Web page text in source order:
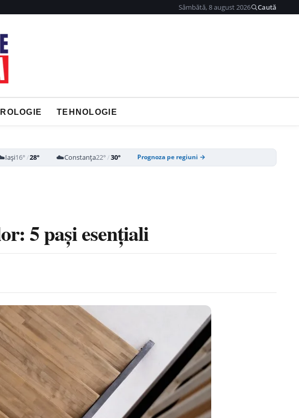
Sâmbătă, 8 august 2026 Caută
TEHNOLOGIE
Iași16°/28° ☁️Constanța22°/30° Prognoza pe regiuni →
5 pași esențiali